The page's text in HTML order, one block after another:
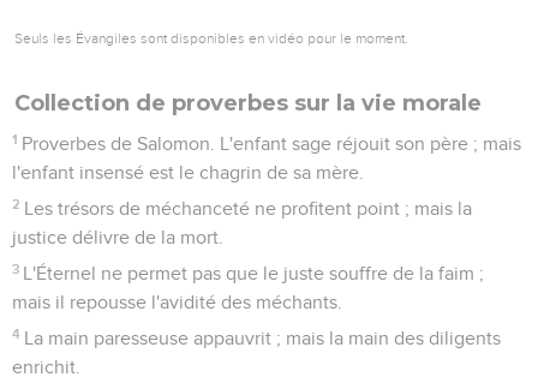
Seuls les Évangiles sont disponibles en vidéo pour le moment.
Collection de proverbes sur la vie morale
1 Proverbes de Salomon. L'enfant sage réjouit son père ; mais
l'enfant insensé est le chagrin de sa mère.
2 Les trésors de méchanceté ne profitent point ; mais la
justice délivre de la mort.
3 L'Éternel ne permet pas que le juste souffre de la faim ;
mais il repousse l'avidité des méchants.
4 La main paresseuse appauvrit ; mais la main des diligents
enrichit.